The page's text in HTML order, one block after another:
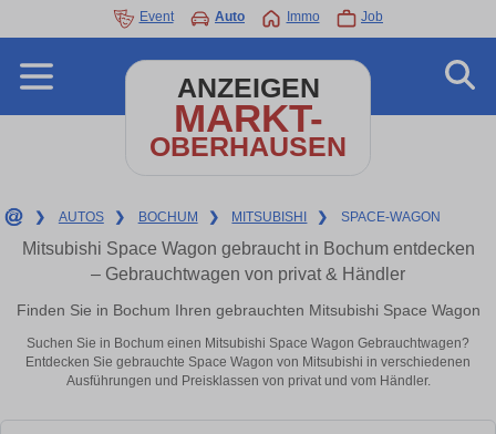
Event Auto Immo Job
ANZEIGEN
MARKT-
OBERHAUSEN
❯ AUTOS ❯ BOCHUM ❯ MITSUBISHI ❯ SPACE-WAGON
Mitsubishi Space Wagon gebraucht in Bochum entdecken
– Gebrauchtwagen von privat & Händler
Finden Sie in Bochum Ihren gebrauchten Mitsubishi Space Wagon
Suchen Sie in Bochum einen Mitsubishi Space Wagon Gebrauchtwagen?
Entdecken Sie gebrauchte Space Wagon von Mitsubishi in verschiedenen
Ausführungen und Preisklassen von privat und vom Händler.